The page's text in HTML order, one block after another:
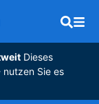
Dieses
Sie es